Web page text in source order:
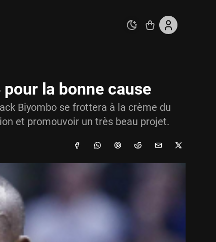
la bonne cause
Biyombo se frottera à la crème du
et promouvoir un très beau projet.